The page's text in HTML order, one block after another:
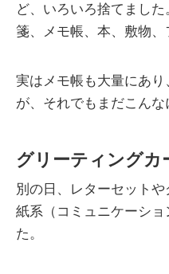
ど、いろいろ捨てまし
箋、メモ帳、本、敷物、
実はメモ帳も大量にあ
が、それでもまだこんな
グリーティングカ
別の日、レターセット
紙系（コミュニケーシ
た。